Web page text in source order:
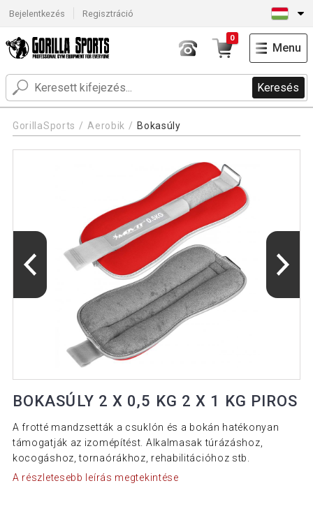
Bejelentkezés Regisztráció
Keresés
0
Menu
GorillaSports Aerobik Bokasúly
BOKASÚLY 2 X 0,5 KG 2 X 1 KG PIROS
A frotté mandzsetták a csuklón és a bokán hatékonyan
támogatják az izomépítést. Alkalmasak túrázáshoz,
kocogáshoz, tornaórákhoz, rehabilitációhoz stb.
A részletesebb leírás megtekintése